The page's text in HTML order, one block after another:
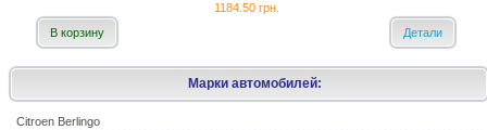
Марки автомобилей:
Citroen Berlingo
1184.50 грн.
В корзину
Детали